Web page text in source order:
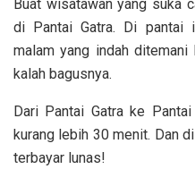
Buat wisatawan yang suka
di Pantai Gatra. Di pantai
malam yang indah
kalah bagusnya.
Dari Pantai Gatra ke
kurang lebih 30 menit. Dan
terbayar lunas!